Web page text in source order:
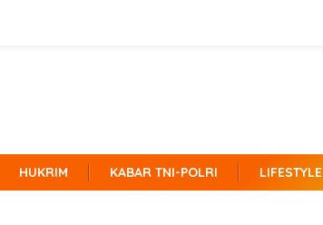
HUKRIM KABAR TNI-POLRI LIFESTYLE